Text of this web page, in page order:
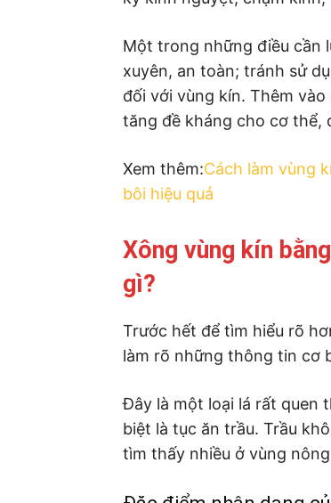
Một trong những điều cần
xuyên, an toàn; tránh sử
đối với vùng kín. Thêm
tăng đề kháng cho cơ thể,
Xem thêm:Cách làm vùng
bôi hiệu quả
Xông vùng kín
gì?
Trước hết để tìm hiểu rõ
làm rõ những thông tin cơ
Đây là một loại lá rất quen
biệt là tục ăn trầu. Trầu
tìm thấy nhiều ở vùng